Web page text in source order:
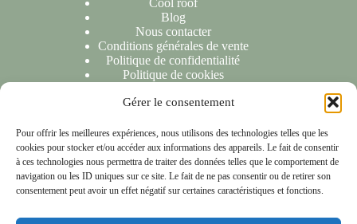
Gérer le consentement
Pour offrir les meilleures expériences, nous utilisons des technologies telles que les
cookies pour stocker et/ou accéder aux informations des appareils. Le fait de consentir
à ces technologies nous permettra de traiter des données telles que le comportement de
navigation ou les ID uniques sur ce site. Le fait de ne pas consentir ou de retirer son
consentement peut avoir un effet négatif sur certaines caractéristiques et fonctions.
Blog
Nous contacter
Conditions générales de vente
Politique de confidentialité
Politique de cookies
Nous sommes ravis de répondre à toutes vos demandes ou
questions. N'hésitez pas à nous contacter et nous vous
répondrons dans les 24 heures suivant la réception de votre
message.